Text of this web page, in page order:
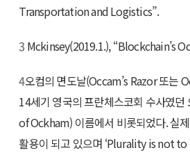
Transportation and Logistics”.
3 Mckinsey(2019.1.), “Blockchain’s
4오컴의 면도날(Occam’s Razor 또는
14세기 영국의 프란체스코회 수사였
of Ockham) 이름에서 비롯되었다. 실
활용이 되고 있으며 ‘Plurality is not